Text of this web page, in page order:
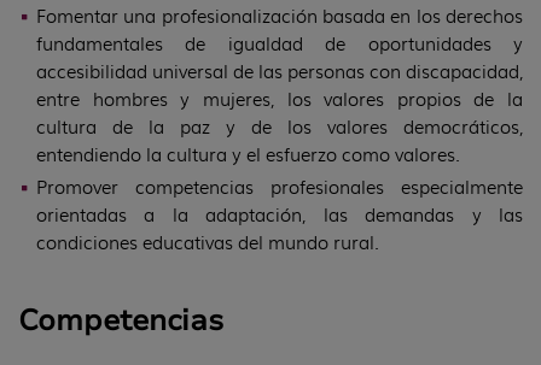
Fomentar una profesionalización basada en los derechos
fundamentales de igualdad de oportunidades y
accesibilidad universal de las personas con discapacidad,
entre hombres y mujeres, los valores propios de la
cultura de la paz y de los valores democráticos,
entendiendo la cultura y el esfuerzo como valores.
Promover competencias profesionales especialmente
orientadas a la adaptación, las demandas y las
condiciones educativas del mundo rural.
Competencias